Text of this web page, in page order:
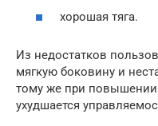
хорошая тяга.
Из недостатков
мягкую боковину и
тому же при повышении
ухудшается